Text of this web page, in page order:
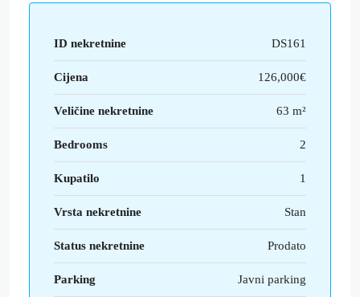
ID nekretnine DS161
Cijena 126,000€
Veličine nekretnine 63 m²
Bedrooms 2
Kupatilo 1
Vrsta nekretnine Stan
Status nekretnine Prodato
Parking Javni parking